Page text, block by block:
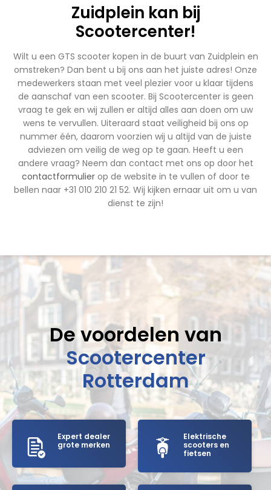
Zuidplein kan bij
Scootercenter!
Wilt u een GTS scooter kopen in de buurt van Zuidplein en
omstreken? Dan bent u bij ons aan het juiste adres! Onze
medewerkers staan met veel plezier voor u klaar tijdens
de aanschaf van een scooter. Bij Scootercenter is geen
vraag te gek en wij zullen er altijd alles aan doen om uw
wens te vervullen. Uiteraard staat veiligheid bij ons op
nummer één, daarom voorzien wij u altijd van de juiste
adviezen om veilig de weg op te gaan. Heeft u een
andere vraag? Neem dan contact met ons op door het
contactformulierop de website in te vullen of door te
bellen naar +31 010 210 21 52. Wij kijken ernaar uit om u van
dienst te zijn!
De voordelen van
Scootercenter
Rotterdam
Expert dealer
grote merken
Elektrische
scooters en
fietsen